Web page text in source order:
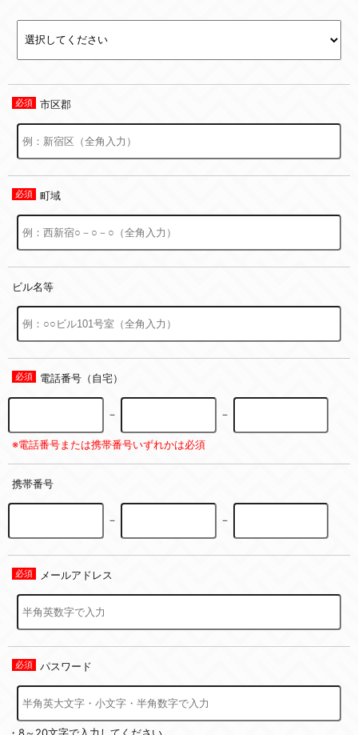
市区郡
町域
ビル名等
電話番号（自宅）
－ －
※電話番号または携帯番号いずれかは必須
携帯番号
－ －
メールアドレス
パスワード
・8～20文字で入力してください。